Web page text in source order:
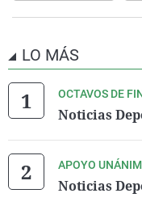
LO MÁS
OCTAVOS DE
Noticias
APOYO
Noticias